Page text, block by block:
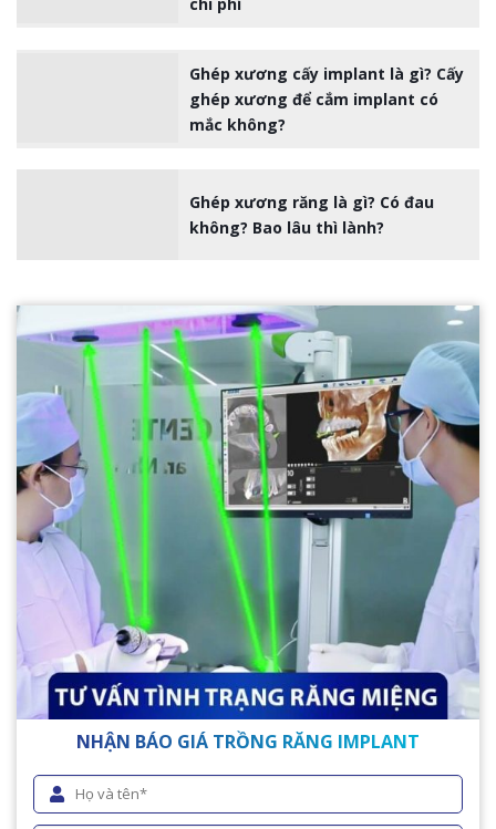
Ghép xương cấy implant là gì? Cấy
ghép xương để cắm implant có
mắc không?
Ghép xương răng là gì? Có đau
không? Bao lâu thì lành?
NHẬN BÁO GIÁ TRỒNG RĂNG IMPLANT